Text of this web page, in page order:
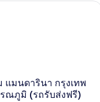
แมนดารินา กรุงเทพ
ณภูมิ (รถรับส่งฟรี)
นดารินา กรุงเทพ สน